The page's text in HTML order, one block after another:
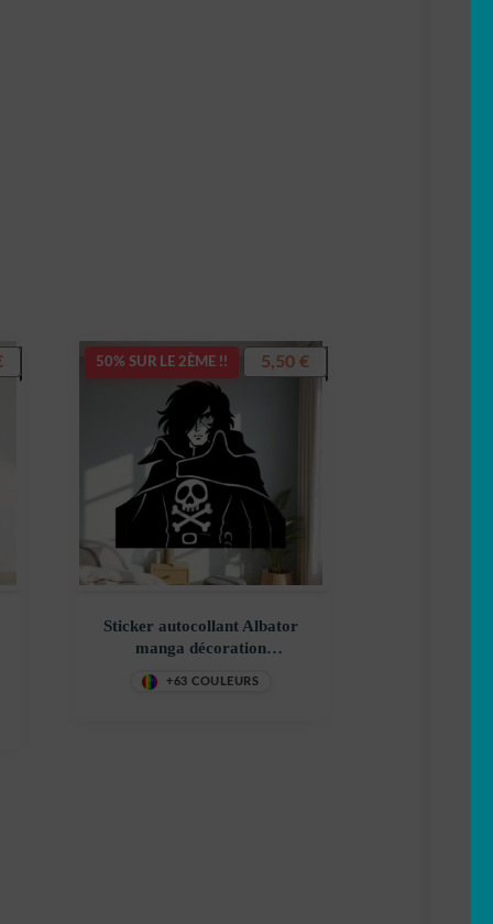
50% SUR LE 2ÈME !!
Sticker autocollant Albator
manga décoration
decostickerstore – YTDJAO
+63 COULEURS
5,50 €